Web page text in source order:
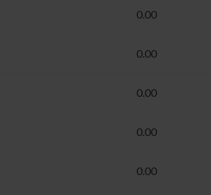
0.00
0.00
0.00
0.00
0.00